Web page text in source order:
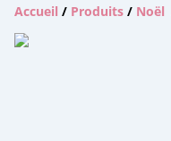
Accueil / Produits / Noël